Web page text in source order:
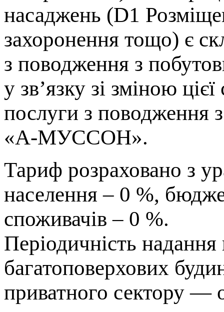
насаджень (D1
захоронення тощо) є
з поводження з
у зв’язку зі зміною
послуги з поводження
«А-МУССОН».
Тариф розраховано з
населення – 0 %,
споживачів – 0 %.
Періодичність
багатоповерхових
приватного сектору —